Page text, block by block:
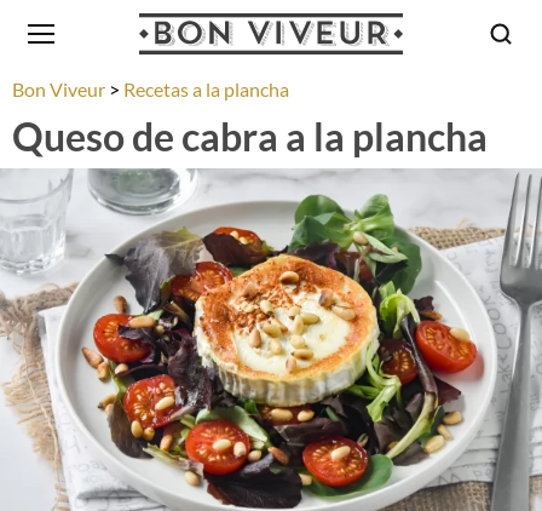
Bon Viveur Recetas a la plancha
Queso de cabra a la plancha